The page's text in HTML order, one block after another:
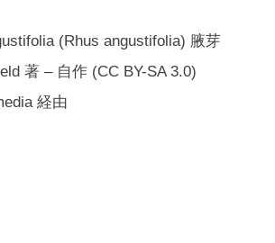
(Rhus angustifolia) 腋芽
著 – 自作 (CC BY-SA 3.0)
経由